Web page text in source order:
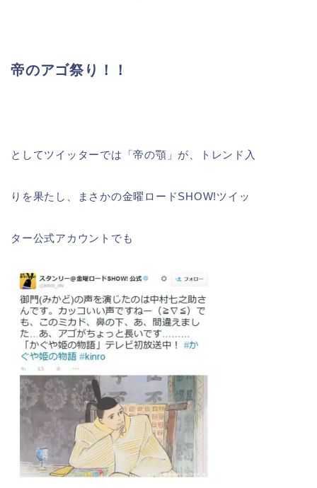
帝のアゴ祭り！！
としてツイッターでは「帝の顎」が、トレンド入
りを果たし、まさかの金曜ロードSHOW!ツイッ
ター公式アカウントでも